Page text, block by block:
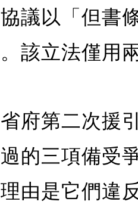
議以「但書
該立法僅用
府第二次援
的三項備受
由是它們違